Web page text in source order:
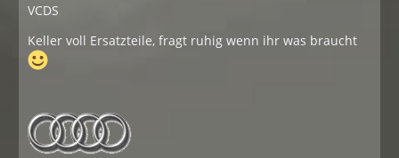
VCDS
Keller voll Ersatzteile, fragt ruhig wenn ihr was braucht